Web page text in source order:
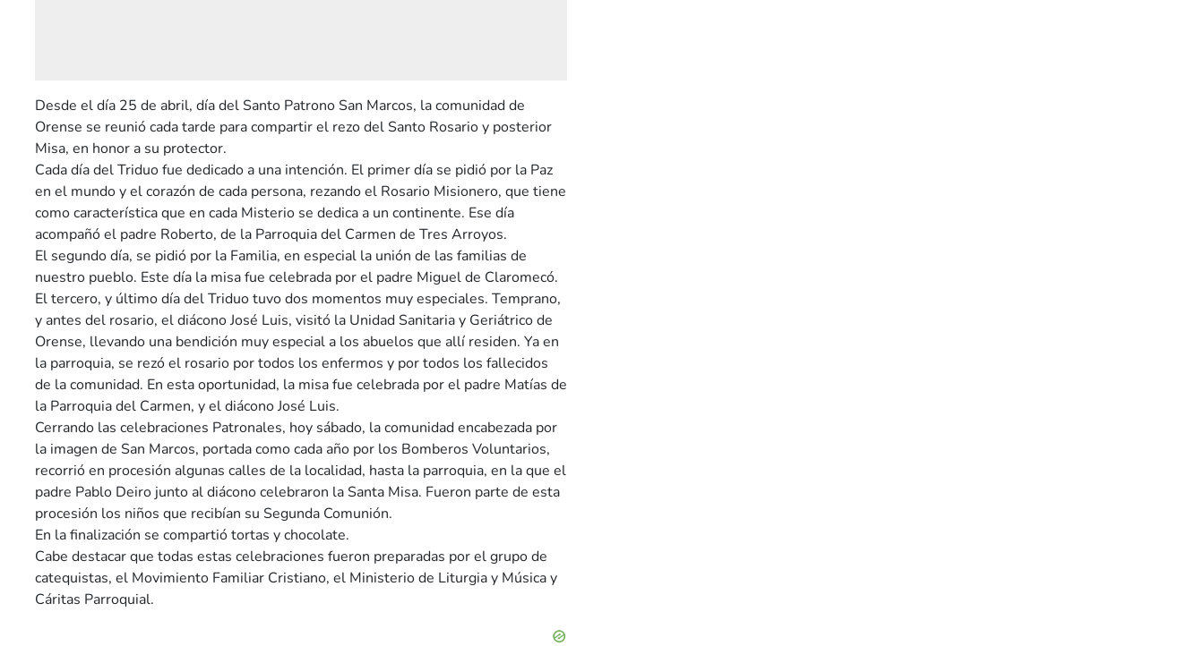
Desde el día 25 de abril, día del Santo Patrono San Marcos, la comunidad de
Orense se reunió cada tarde para compartir el rezo del Santo Rosario y posterior
Misa, en honor a su protector.
Cada día del Triduo fue dedicado a una intención. El primer día se pidió por la Paz
en el mundo y el corazón de cada persona, rezando el Rosario Misionero, que tiene
como característica que en cada Misterio se dedica a un continente. Ese día
acompañó el padre Roberto, de la Parroquia del Carmen de Tres Arroyos.
El segundo día, se pidió por la Familia, en especial la unión de las familias de
nuestro pueblo. Este día la misa fue celebrada por el padre Miguel de Claromecó.
El tercero, y último día del Triduo tuvo dos momentos muy especiales. Temprano,
y antes del rosario, el diácono José Luis, visitó la Unidad Sanitaria y Geriátrico de
Orense, llevando una bendición muy especial a los abuelos que allí residen. Ya en
la parroquia, se rezó el rosario por todos los enfermos y por todos los fallecidos
de la comunidad. En esta oportunidad, la misa fue celebrada por el padre Matías de
la Parroquia del Carmen, y el diácono José Luis.
Cerrando las celebraciones Patronales, hoy sábado, la comunidad encabezada por
la imagen de San Marcos, portada como cada año por los Bomberos Voluntarios,
recorrió en procesión algunas calles de la localidad, hasta la parroquia, en la que el
padre Pablo Deiro junto al diácono celebraron la Santa Misa. Fueron parte de esta
procesión los niños que recibían su Segunda Comunión.
En la finalización se compartió tortas y chocolate.
Cabe destacar que todas estas celebraciones fueron preparadas por el grupo de
catequistas, el Movimiento Familiar Cristiano, el Ministerio de Liturgia y Música y
Cáritas Parroquial.